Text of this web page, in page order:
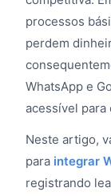
processos
perdem
WhatsApp e
acessível para
Neste artigo,
para integrar
registrando